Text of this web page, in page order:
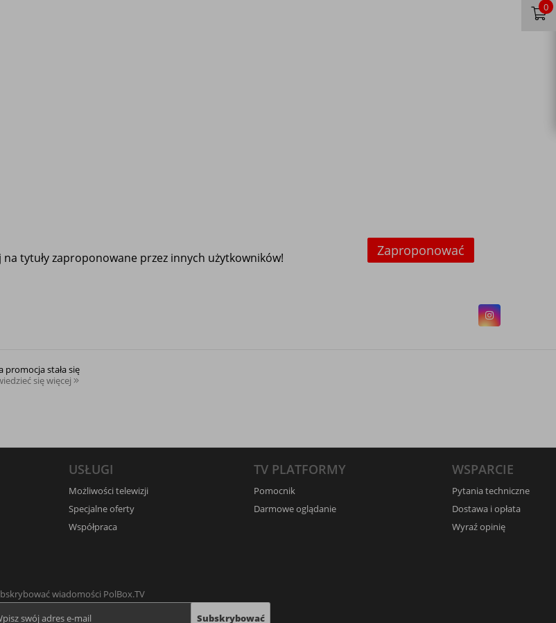
tytuły zaproponowane przez innych użytkowników!
Zaproponować
promocja stała się
się więcej
0
USŁUGI
Możliwości telewizji
Specjalne oferty
Współpraca
TV PLATFORMY
Pomocnik
Darmowe oglądanie
WSPARCIE
Pytania techniczne
Dostawa i opłata
Wyraź opinię
wiadomości PolBox.TV
Subskrybować